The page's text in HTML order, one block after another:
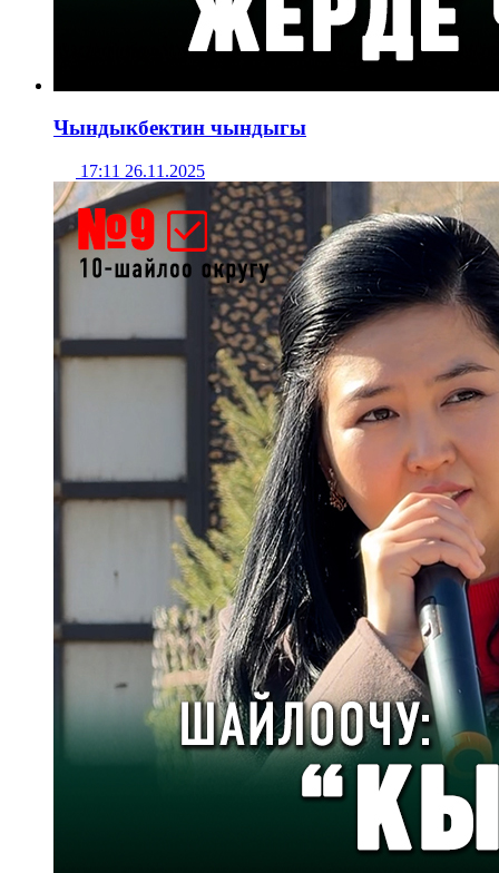
Чындыкбектин чындыгы
17:11 26.11.2025